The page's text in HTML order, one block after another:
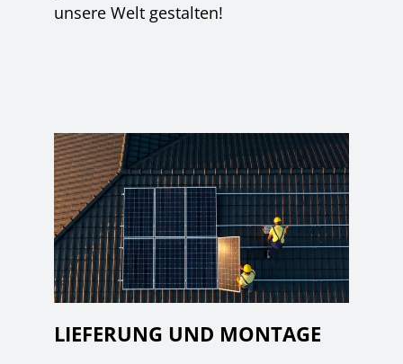
unsere Welt gestalten!
LIEFERUNG UND MONTAGE